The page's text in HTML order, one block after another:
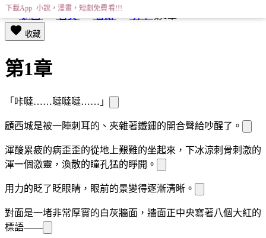
下載App 小說，漫畫，短劇免費看!!!
返回 首頁 書籍 分享 第1章
收藏
第1章
「咔噠……噠噠噠……」
顧西城是被一陣刺耳的、夾雜著鐵鏽的開合聲給吵醒了。
渾酸累疲的病歪歪的從地上艱難的坐起來， 下冰涼刺骨刺激的
渾一個激靈，渙散的瞳孔猛的睜開。
用力的眨了眨眼睛，眼前的景變得逐漸清晰。
對面是一堵非常厚實的白灰牆面，牆面正中央寫著八個大紅的
標語——